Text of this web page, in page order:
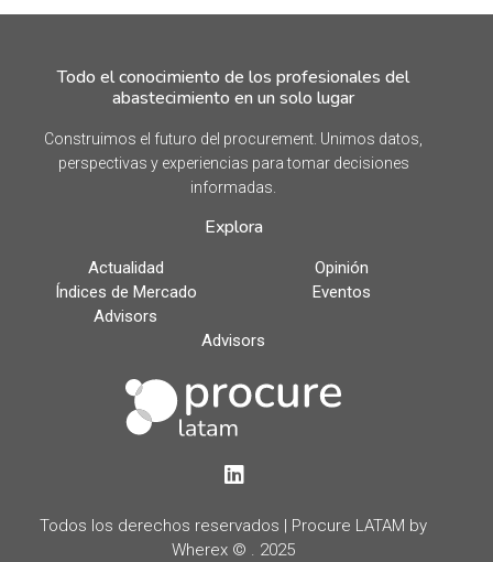
Todo el conocimiento de los profesionales del
abastecimiento en un solo lugar
Construimos el futuro del procurement. Unimos datos,
perspectivas y experiencias para tomar decisiones
informadas.
Explora
Actualidad
Opinión
Índices de Mercado
Eventos
Advisors
Advisors
LinkedIn
Todos los derechos reservados | Procure LATAM by
Wherex © . 2025